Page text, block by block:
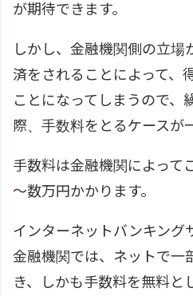
が期待できます。
しかし、金融機関側の立場
済をされることによって、
ことになってしまうので、
際、手数料をとるケースが
手数料は金融機関によって
～数万円かかります。
インターネットバンキング
金融機関では、ネットで一
き、しかも手数料を無料と